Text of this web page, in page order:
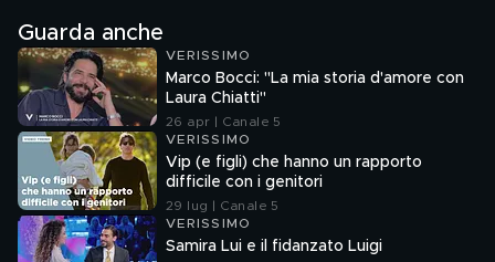
Guarda anche
VERISSIMO
Marco Bocci: "La mia storia d'amore con
Laura Chiatti"
26 apr | Canale 5
VERISSIMO
Vip (e figli) che hanno un rapporto
difficile con i genitori
29 lug | Canale 5
VERISSIMO
Samira Lui e il fidanzato Luigi